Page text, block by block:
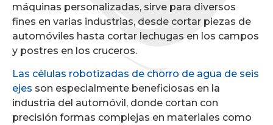
máquinas personalizadas, sirve para diversos
fines en varias industrias, desde cortar piezas de
automóviles hasta cortar lechugas en los campos
y postres en los cruceros.
Las células robotizadas de chorro de agua de seis
ejes son especialmente beneficiosas en la
industria del automóvil, donde cortan con
precisión formas complejas en materiales como